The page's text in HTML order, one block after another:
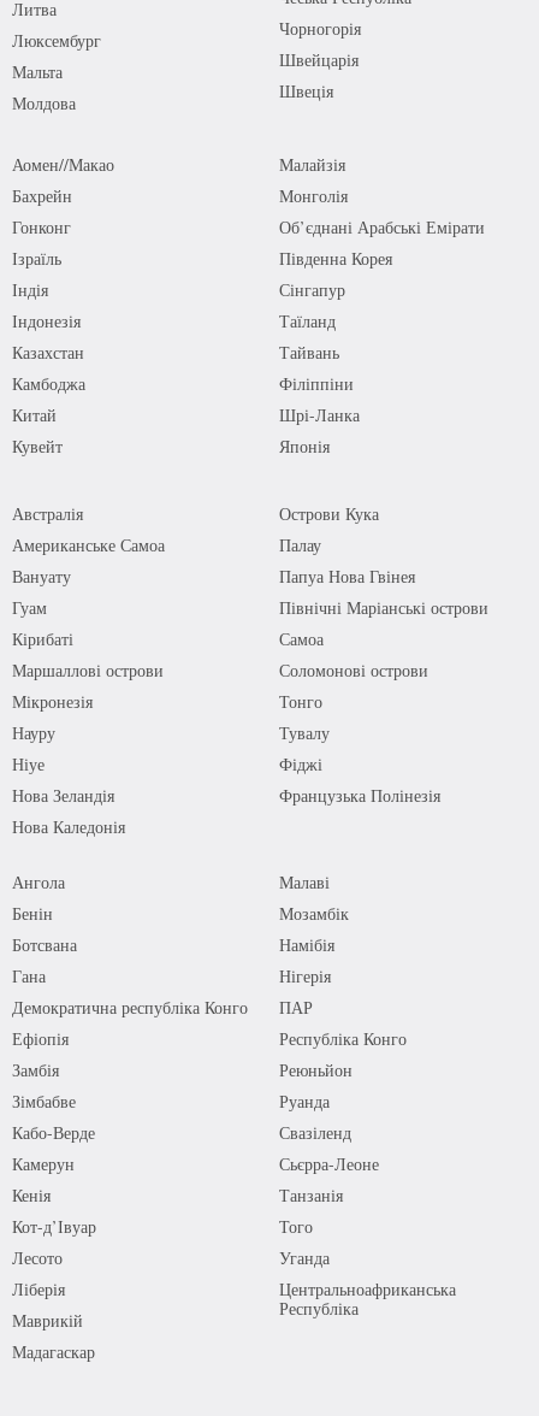
Литва
Люксембург
Мальта
Молдова
Чорногорія
Швейцарія
Швеція
Аомен//Макао
Бахрейн
Гонконг
Ізраїль
Індія
Індонезія
Казахстан
Камбоджа
Китай
Кувейт
Малайзія
Монголія
Об’єднані Арабські Емірати
Південна Корея
Сінгапур
Таїланд
Тайвань
Філіппіни
Шрі-Ланка
Японія
Австралія
Американське Самоа
Вануату
Гуам
Кірибаті
Маршаллові острови
Мікронезія
Науру
Ніуе
Нова Зеландія
Нова Каледонія
Острови Кука
Палау
Папуа Нова Гвінея
Північні Маріанські острови
Самоа
Соломонові острови
Тонго
Тувалу
Фіджі
Французька Полінезія
Ангола
Бенін
Ботсвана
Гана
Демократична республіка Конго
Ефіопія
Замбія
Зімбабве
Кабо-Верде
Камерун
Кенія
Кот-д’Івуар
Лесото
Ліберія
Маврикій
Мадагаскар
Малаві
Мозамбік
Намібія
Нігерія
ПАР
Республіка Конго
Реюньйон
Руанда
Свазіленд
Сьєрра-Леоне
Танзанія
Того
Уганда
Центральноафриканська
Республіка